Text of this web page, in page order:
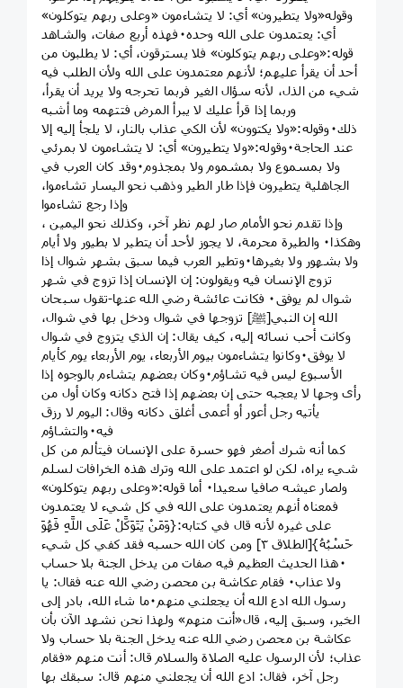
وقوله«ولا يتطيرون» أي: لا يتشاءمون «وعلى ربهم يتوكلون»
أي: يعتمدون على الله وحده٠فهذه أربع صفات، والشاهد
قوله:«وعلى ربهم يتوكلون» فلا يسترقون، أي: لا يطلبون من
أحد أن يقرأ عليهم؛ لأنهم معتمدون على الله ولأن الطلب فيه
شيء من الذل، لأنه سؤال الغير فربما تحرجه ولا يريد أن يقرأ،
وربما إذا قرأ عليك لا يبرأ المرض فتتهمه وما أشبه
ذلك٠وقوله:«ولا يكتوون» لأن الكي عذاب بالنار، لا يلجأ إليه إلا
عند الحاجة٠وقوله:«ولا يتطيرون» أي: لا يتشاءمون لا بمرئي
ولا بمسموع ولا بمشموم ولا بمجذوم٠وقد كان العرب في
الجاهلية يتطيرون فإذا طار الطير وذهب نحو اليسار تشاءموا،
وإذا رجع تشاءموا
، وإذا تقدم نحو الأمام صار لهم نظر آخر، وكذلك نحو اليمين
وهكذا٠ والطيرة محرمة، لا يجوز لأحد أن يتطير لا بطيور ولا أيام
ولا بشهور ولا بغيرها٠وتطير العرب فيما سبق بشهر شوال إذا
تزوج الإنسان فيه ويقولون: إن الإنسان إذا تزوج في شهر
شوال لم يوفق٠ فكانت عائشة رضي الله عنها-تقول سبحان
الله إن النبي[ﷺ] تزوجها في شوال ودخل بها في شوال،
وكانت أحب نسائه إليه، كيف يقال: إن الذي يتزوج في شوال
لا يوفق٠وكانوا يتشاءمون بيوم الأربعاء، يوم الأربعاء يوم كأيام
الأسبوع ليس فيه تشاؤم٠وكان بعضهم يتشاءم بالوجوه إذا
رأى وجها لا يعجبه حتى إن بعضهم إذا فتح دكانه وكان أول من
يأتيه رجل أعور أو أعمى أغلق دكانه وقال: اليوم لا رزق
فيه٠والتشاؤم
كما أنه شرك أصغر فهو حسرة على الإنسان فيتألم من كل
شيء يراه، لكن لو اعتمد على الله وترك هذه الخرافات لسلم
ولصار عيشه صافيا سعيدا٠ أما قوله:«وعلى ربهم يتوكلون»
فمعناه أنهم يعتمدون على الله في كل شيء لا يعتمدون
على غيره لأنه قال في كتابه:{وَمَنْ يَتَوَكَّلْ عَلَى اللَّهِ فَهُوَ
حَسْبُهُ}[الطلاق ٣] ومن كان الله حسبه فقد كفي كل شيء
٠هذا الحديث العظيم فيه صفات من يدخل الجنة بلا حساب
ولا عذاب٠ فقام عكاشة بن محصن رضي الله عنه فقال: يا
رسول الله ادع الله أن يجعلني منهم٠ما شاء الله، بادر إلى
الخير، وسبق إليه، قال«أنت منهم» ولهذا نحن نشهد الآن بأن
عكاشة بن محصن رضي الله عنه يدخل الجنة بلا حساب ولا
عذاب؛ لأن الرسول عليه الصلاة والسلام قال: أنت منهم «فقام
رجل آخر، فقال: ادع الله أن يجعلني منهم قال: سبقك بها